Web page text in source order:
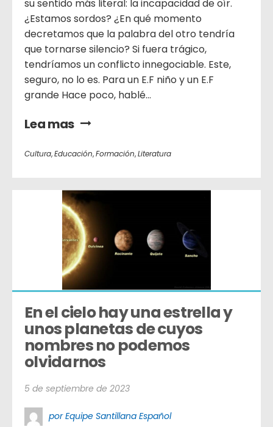
su sentido más literal: la incapacidad de oír.
¿Estamos sordos? ¿En qué momento
decretamos que la palabra del otro tendría
que tornarse silencio? Si fuera trágico,
tendríamos un conflicto innegociable. Este,
seguro, no lo es. Para un E.F niño y un E.F
grande Hace poco, hablé...
Lea mas
Cultura,Educación,Formación,Literatura
En el cielo hay una estrella y
unos planetas de cuyos
nombres no podemos
olvidarnos
5 de septiembre de 2023
por Equipe Santillana Español